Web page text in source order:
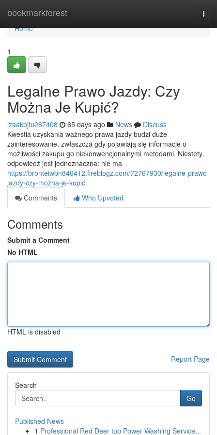
bookmarkforest
Home
Home
1
Legalne Prawo Jazdy: Czy
Można Je Kupić?
izaakojtu287408 65 days ago News
Discuss
Kwestia uzyskania ważnego prawa jazdy budzi duże
zainteresowanie, zwłaszcza gdy pojawiają się informacje o
możliwości zakupu go niekonwencjonalnymi metodami. Niestety,
odpowiedź jest jednoznaczna: nie ma
https://bronteiwbn846412.fireblogz.com/72767930/legalne-prawo-
jazdy-czy-można-je-kupić
Comments
Who Upvoted
Comments
Submit a Comment
No HTML
HTML is disabled
Report Page
Search
Go
Published News
1 Professional Red Deer top Power Washing Service...